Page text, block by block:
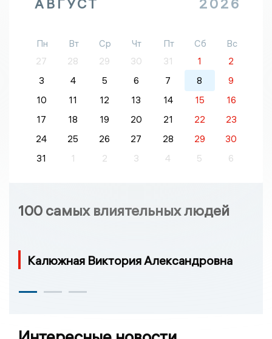
АВГУСТ 2026
Пн Вт Ср Чт Пт Сб
Вс
27
28 29 30 31 1
2
3
4 5 6 7 8
9
10
11 12 13 14 15
16
17
18 19 20 21 22
23
24
25 26 27 28 29
30
31
1 2 3 4 5 6
100 самых влиятельных людей
Калюжная Виктория Александровна